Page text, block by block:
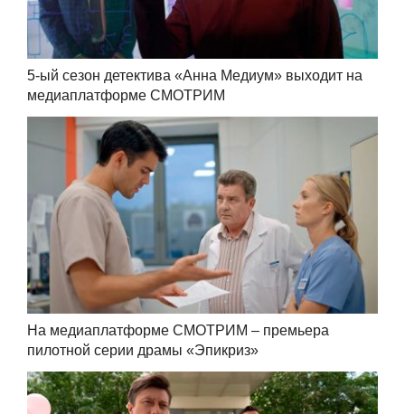
5-ый сезон детектива «Анна Медиум» выходит на
медиаплатформе СМОТРИМ
На медиаплатформе СМОТРИМ – премьера
пилотной серии драмы «Эпикриз»